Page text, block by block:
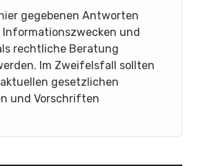
gegebenen Antworten
Informationszwecken und
rechtliche Beratung
Im Zweifelsfall sollten
gesetzlichen
und Vorschriften